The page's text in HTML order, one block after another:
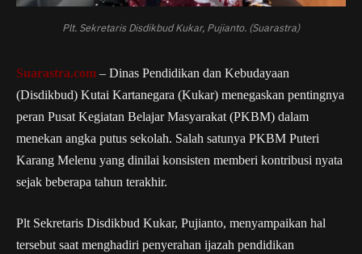
Plt. Sekretaris Disdikbud Kukar, Pujianto. (Suarastra)
Suarastra.com – Dinas Pendidikan dan Kebudayaan
(Disdikbud) Kutai Kartanegara (Kukar) menegaskan pentingnya
peran Pusat Kegiatan Belajar Masyarakat (PKBM) dalam
menekan angka putus sekolah. Salah satunya PKBM Puteri
Karang Melenu yang dinilai konsisten memberi kontribusi nyata
sejak beberapa tahun terakhir.
Plt Sekretaris Disdikbud Kukar, Pujianto, menyampaikan hal
tersebut saat menghadiri penyerahan ijazah pendidikan